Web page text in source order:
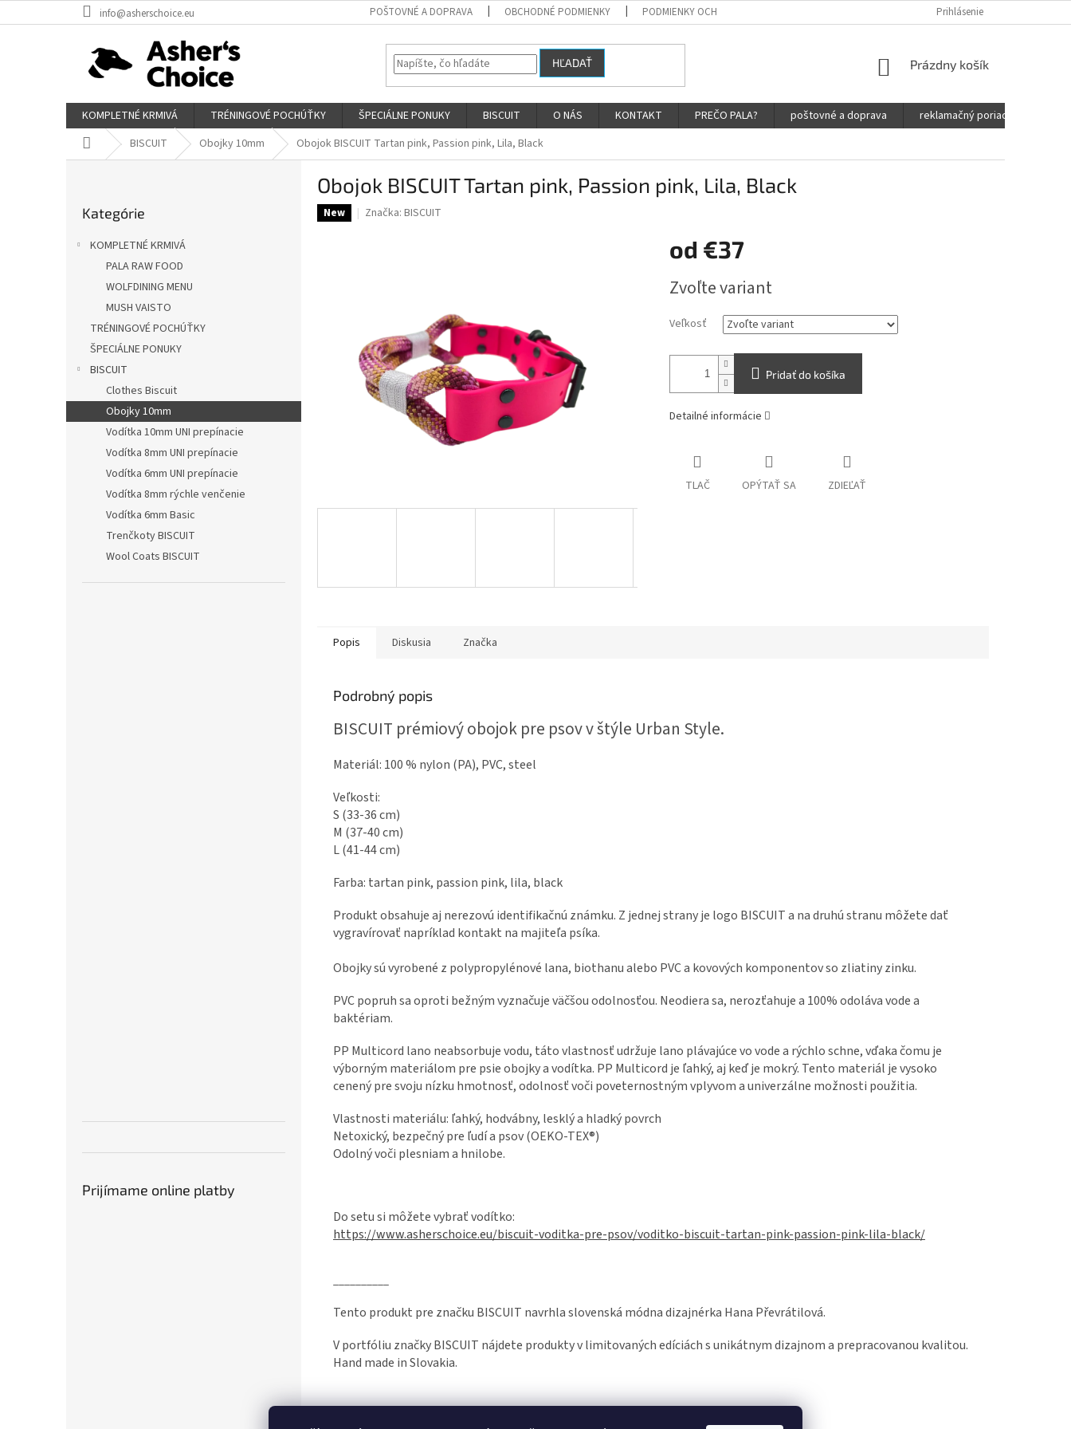
na
info@asherschoice.eu POŠTOVNÉ A DOPRAVA OBCHODNÉ PODMIENKY PODMIENKY OCHRANY OSOBNÝCH ÚDAJOV Prihlásenie
HĽADAŤ
NÁKUPNÝ
Prázdny košík
KOMPLETNÉ KRMIVÁ TRÉNINGOVÉ POCHÚŤKY ŠPECIÁLNE PONUKY BISCUIT O NÁS KONTAKT PREČO PALA? poštovné a doprava reklamačný poriadok
DomovBISCUIT Obojky 10mm Obojok BISCUIT Tartan pink, Passion pink, Lila, Black
kategórie
Kategórie
KOMPLETNÉ KRMIVÁ
PALA RAW FOOD
WOLFDINING MENU
MUSH VAISTO
TRÉNINGOVÉ POCHÚŤKY
ŠPECIÁLNE PONUKY
BISCUIT
Clothes Biscuit
Obojky 10mm
Vodítka 10mm UNI prepínacie
Vodítka 8mm UNI prepínacie
Vodítka 6mm UNI prepínacie
Vodítka 8mm rýchle venčenie
Vodítka 6mm Basic
Trenčkoty BISCUIT
Wool Coats BISCUIT
Prijímame online platby
Obojok BISCUIT Tartan pink, Passion pink, Lila, Black
New Značka: BISCUIT
od €37
cena:
Zvoľte variant
Veľkosť
Pridať do košíka
Detailné informácie
TLAČ OPÝTAŤ SA ZDIEĽAŤ
Popis Diskusia Značka
Podrobný popis
BISCUIT prémiový obojok pre psov v štýle Urban Style.
Materiál: 100 % nylon (PA), PVC, steel
Veľkosti:
S (33-36 cm)
M (37-40 cm)
L (41-44 cm)
Farba: tartan pink, passion pink, lila, black
Produkt obsahuje aj nerezovú identifikačnú známku. Z jednej strany je logo BISCUIT a na druhú stranu môžete dať
vygravírovať napríklad kontakt na majiteľa psíka.
Obojky sú vyrobené z polypropylénové lana, biothanu alebo PVC a kovových komponentov so zliatiny zinku.
PVC popruh sa oproti bežným vyznačuje väčšou odolnosťou. Neodiera sa, nerozťahuje a 100% odoláva vode a
baktériam.
PP Multicord lano neabsorbuje vodu, táto vlastnosť udržuje lano plávajúce vo vode a rýchlo schne, vďaka čomu je
výborným materiálom pre psie obojky a vodítka. PP Multicord je ľahký, aj keď je mokrý. Tento materiál je vysoko
cenený pre svoju nízku hmotnosť, odolnosť voči poveternostným vplyvom a univerzálne možnosti použitia.
Vlastnosti materiálu: ľahký, hodvábny, lesklý a hladký povrch
Netoxický, bezpečný pre ľudí a psov (OEKO-TEX®)
Odolný voči plesniam a hnilobe.
Do setu si môžete vybrať vodítko:
https://www.asherschoice.eu/biscuit-voditka-pre-psov/voditko-biscuit-tartan-pink-passion-pink-lila-black/
Tento produkt pre značku BISCUIT navrhla slovenská módna dizajnérka Hana Převrátilová.
V portfóliu značky BISCUIT nájdete produkty v limitovaných edíciách s unikátnym dizajnom a prepracovanou kvalitou.
Hand made in Slovakia.